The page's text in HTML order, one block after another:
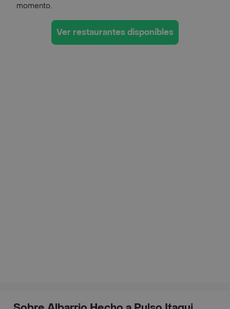
momento.
Ver restaurantes disponibles